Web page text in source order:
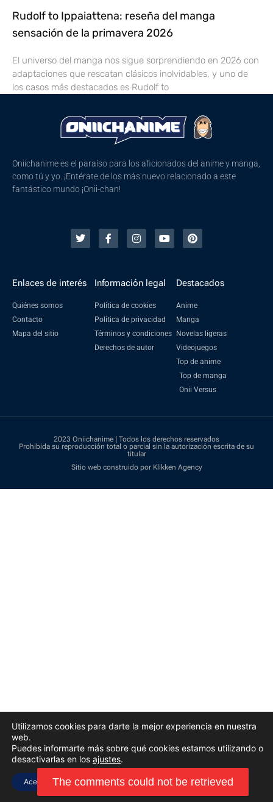
Rudolf to Ippaiattena: reseña del manga
sensación de la primavera 2026
El universo del manga nos sigue sorprendiendo en 2026 con
adaptaciones que rescatan clásicos inolvidables, y uno de
los casos más destacados es Rudolf to
Oniichanime es el paraíso para los aficionados del anime y manga,
como tú y yo. ¡Entérate de los más nuevo relacionado a este
fantástico mundo ¡Onii-chan!
Enlaces de interés
Quiénes somos
Contacto
Mapa del sitio
Información legal
Política de cookies
Política de privacidad
Términos y condiciones
Derechos de autor
Destacados
Anime
Manga
Novelas ligeras
Videojuegos
Top de anime
Top de manga
Onii Versus
2023 Oniichanime | Todos los derechos reservados
Prohibida su reproducción total o parcial sin la autorización escrita de su
titular
Sitio web construido por Klikken Agency
Utilizamos cookies para darte la mejor experiencia en nuestra
web.
Puedes informarte más sobre qué cookies estamos utilizando o
desactivarlas en los ajustes.
Aceptar